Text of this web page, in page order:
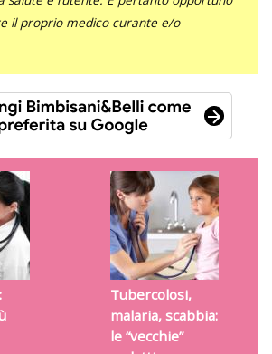
il proprio medico curante e/o
Tubercolosi,
malaria, scabbia:
le “vecchie”